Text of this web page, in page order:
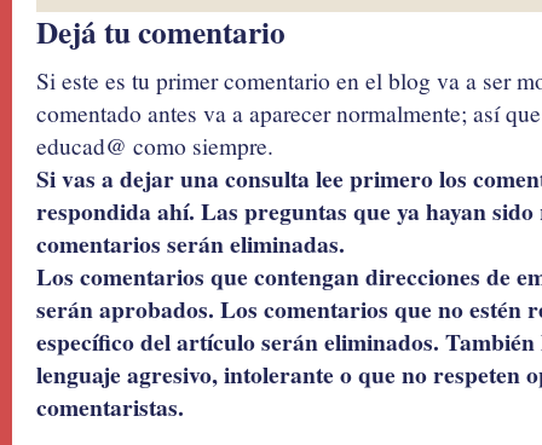
Dejá tu comentario
Si este es tu primer comentario en el blog va a ser
comentado antes va a aparecer normalmente; así
educad@ como siempre.
Si vas a dejar una consulta lee primero los
respondida ahí. Las preguntas que ya hayan
comentarios serán eliminadas.
Los comentarios que contengan direcciones de
serán aprobados. Los comentarios que no estén
específico del artículo serán eliminados.
lenguaje agresivo, intolerante o que no respeten
comentaristas.